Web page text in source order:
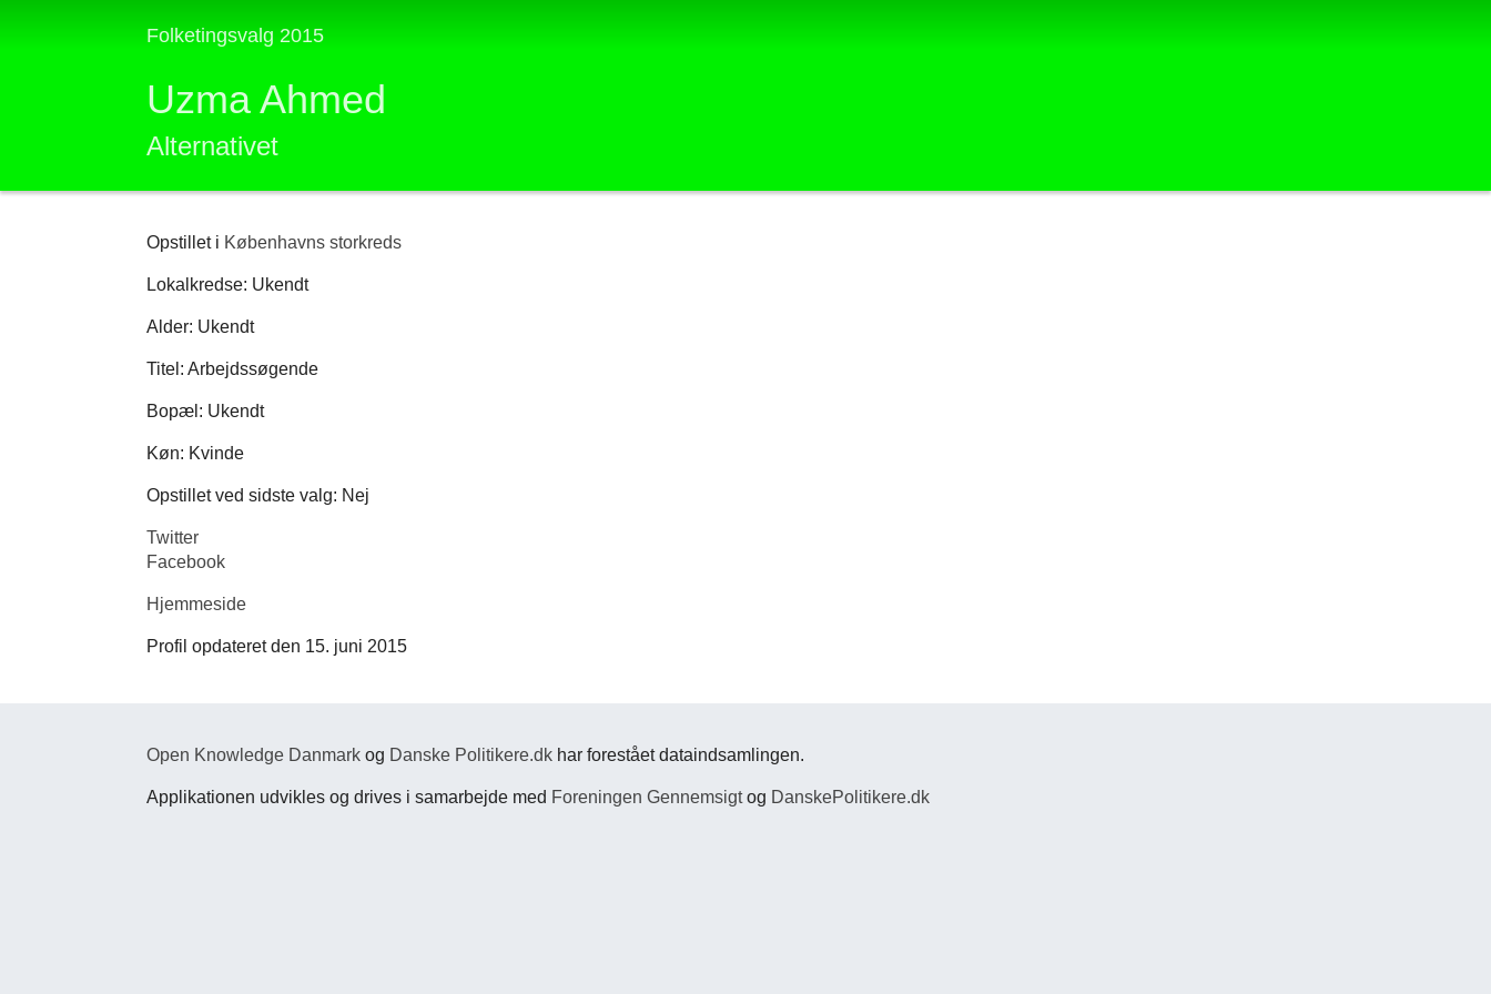
Folketingsvalg 2015
Uzma Ahmed
Alternativet
Opstillet i Københavns storkreds
Lokalkredse: Ukendt
Alder: Ukendt
Titel: Arbejdssøgende
Bopæl: Ukendt
Køn: Kvinde
Opstillet ved sidste valg: Nej
Twitter
Facebook
Hjemmeside
Profil opdateret den 15. juni 2015
Open Knowledge Danmark og Danske Politikere.dk har forestået dataindsamlingen.
Applikationen udvikles og drives i samarbejde med Foreningen Gennemsigtog DanskePolitikere.dk